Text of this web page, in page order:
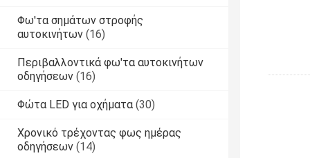
Φω'τα σημάτων στροφής
αυτοκινήτων (16)
Περιβαλλοντικά φω'τα αυτοκινήτων
οδηγήσεων (16)
Φώτα LED για οχήματα (30)
Χρονικό τρέχοντας φως ημέρας
οδηγήσεων (14)